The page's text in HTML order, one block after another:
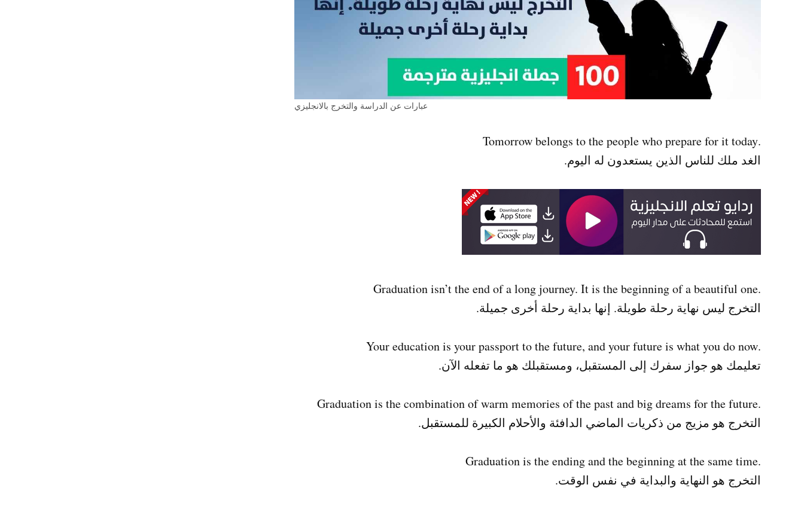
عبارات عن الدراسة والتخرج بالانجليزي
.Tomorrow belongs to the people who prepare for it today
الغد ملك للناس الذين يستعدون له اليوم.
.Graduation isn’t the end of a long journey. It is the beginning of a beautiful one
التخرج ليس نهاية رحلة طويلة. إنها بداية رحلة أخرى جميلة.
.Your education is your passport to the future, and your future is what you do now
تعليمك هو جواز سفرك إلى المستقبل، ومستقبلك هو ما تفعله الآن.
.Graduation is the combination of warm memories of the past and big dreams for the future
التخرج هو مزيج من ذكريات الماضي الدافئة والأحلام الكبيرة للمستقبل.
.Graduation is the ending and the beginning at the same time
التخرج هو النهاية والبداية في نفس الوقت.